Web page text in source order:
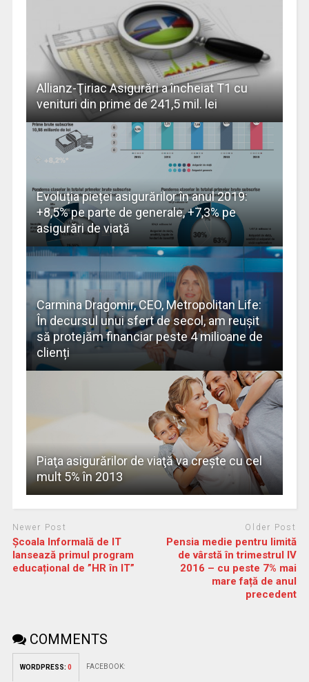
Allianz-Ţiriac Asigurări a încheiat T1 cu
venituri din prime de 241,5 mil. lei
Evoluția pieței asigurărilor în anul 2019:
+8,5% pe parte de generale, +7,3% pe
asigurări de viaţă
Carmina Dragomir, CEO, Metropolitan Life:
În decursul unui sfert de secol, am reușit
să protejăm financiar peste 4 milioane de
clienți
Piaţa asigurărilor de viaţă va creşte cu cel
mult 5% în 2013
Newer Post
Școala Informală de IT
lansează primul program
educațional de ”HR în IT”
Older Post
Pensia medie pentru limită
de vârstă în trimestrul IV
2016 – cu peste 7% mai
mare față de anul
precedent
COMMENTS
WORDPRESS: 0 FACEBOOK: